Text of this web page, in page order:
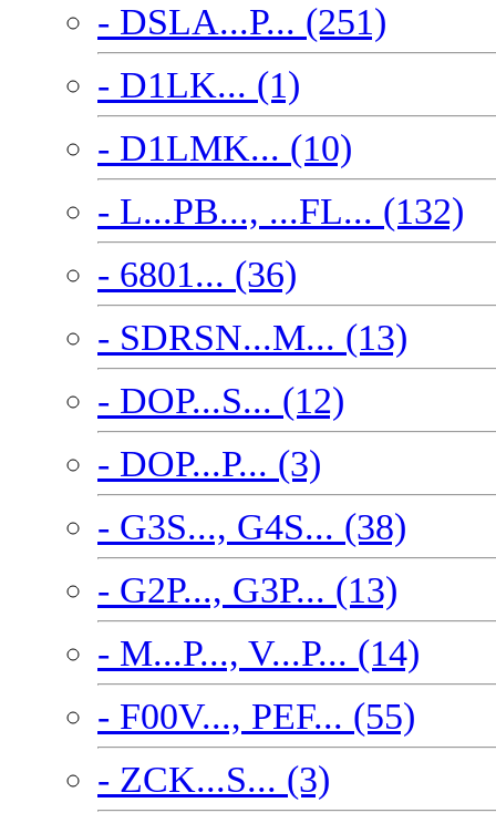
- DSLA...P... (251)
- D1LK... (1)
- D1LMK... (10)
- L...PB..., ...FL... (132)
- 6801... (36)
- SDRSN...M... (13)
- DOP...S... (12)
- DOP...P... (3)
- G3S..., G4S... (38)
- G2P..., G3P... (13)
- M...P..., V...P... (14)
- F00V..., PEF... (55)
- ZCK...S... (3)